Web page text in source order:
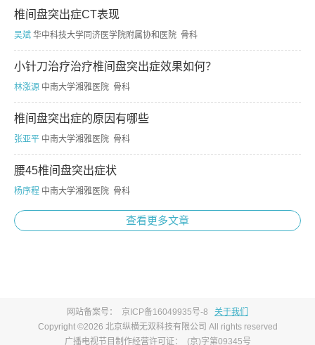
椎间盘突出症CT表现
吴斌 华中科技大学同济医学院附属协和医院 骨科
小针刀治疗治疗椎间盘突出症效果如何？
林涨源 中南大学湘雅医院 骨科
椎间盘突出症的原因有哪些
张亚平 中南大学湘雅医院 骨科
腰45椎间盘突出症状
杨序程 中南大学湘雅医院 骨科
查看更多文章
网站备案号： 京ICP备16049935号-8
关于我们
Copyright ©2026 北京纵横无双科技有限公司 All rights reserved
广播电视节目制作经营许可证：
(京)字第09345号